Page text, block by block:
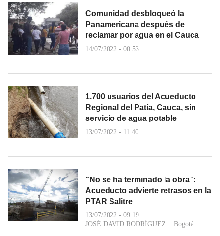
Comunidad desbloqueó la
Panamericana después de
reclamar por agua en el Cauca
14/07/2022 - 00:53
1.700 usuarios del Acueducto
Regional del Patía, Cauca, sin
servicio de agua potable
13/07/2022 - 11:40
“No se ha terminado la obra”:
Acueducto advierte retrasos en la
PTAR Salitre
13/07/2022 - 09:19
JOSÉ DAVID RODRÍGUEZ
Bogotá